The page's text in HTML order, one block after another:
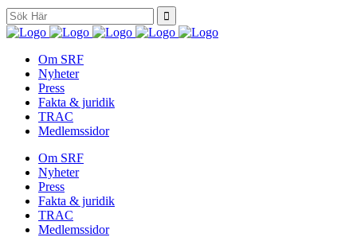
Search
for:
Om SRF
Nyheter
Press
Fakta & juridik
TRAC
Medlemssidor
Om SRF
Nyheter
Press
Fakta & juridik
TRAC
Medlemssidor